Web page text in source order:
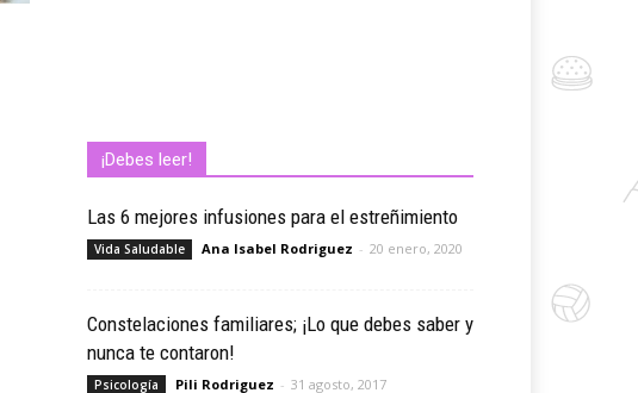
¡Debes leer!
Las 6 mejores infusiones para el estreñimiento
Vida Saludable Ana Isabel Rodriguez - 20 enero, 2020
Constelaciones familiares; ¡Lo que debes saber y
nunca te contaron!
Psicología Pili Rodriguez - 31 agosto, 2017